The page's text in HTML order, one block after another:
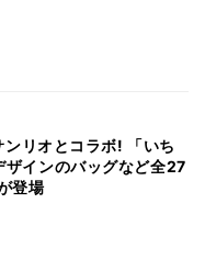
ンリオとコラボ! 「いち
ザインのバッグなど全27
登場